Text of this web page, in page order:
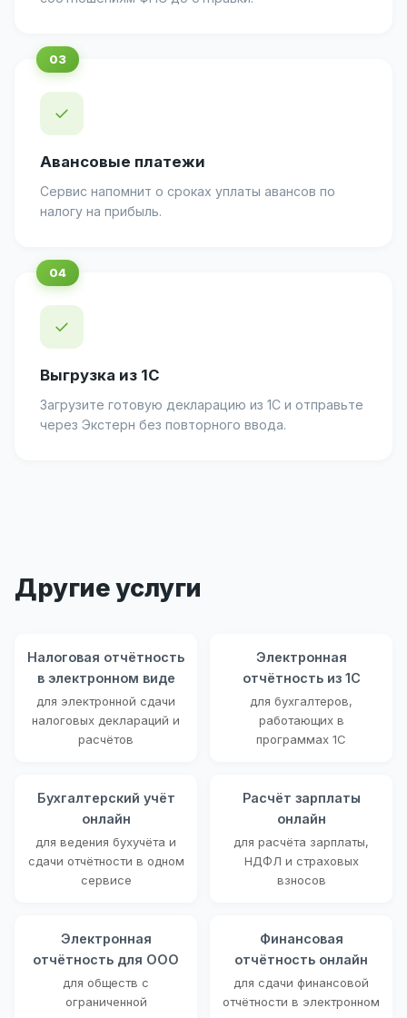
✓
Авансовые платежи
Сервис напомнит о сроках уплаты авансов по
налогу на прибыль.
✓
Выгрузка из 1С
Загрузите готовую декларацию из 1С и отправьте
через Экстерн без повторного ввода.
Другие услуги
Налоговая отчётность
в электронном виде
для электронной сдачи
налоговых деклараций и
расчётов
Электронная
отчётность из 1С
для бухгалтеров,
работающих в
программах 1С
Бухгалтерский учёт
онлайн
для ведения бухучёта и
сдачи отчётности в одном
сервисе
Расчёт зарплаты
онлайн
для расчёта зарплаты,
НДФЛ и страховых
взносов
Электронная
отчётность для ООО
для обществ с
ограниченной
Финансовая
отчётность онлайн
для сдачи финансовой
отчётности в электронном